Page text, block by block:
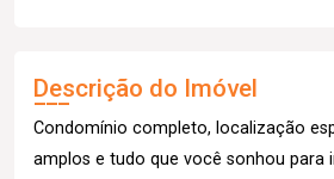
Descrição do Imóvel
Condomínio completo, localização
amplos e tudo que você sonhou para